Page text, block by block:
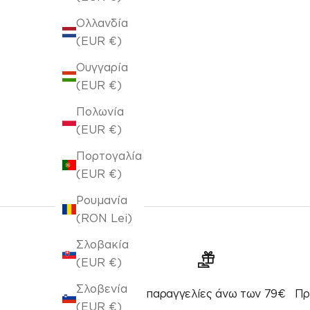
Ολλανδία
(EUR €)
Ουγγαρία
(EUR €)
Πολωνία
(EUR €)
Πορτογαλία
(EUR €)
Ρουμανία
(RON Lei)
Σλοβακία
(EUR €)
Σλοβενία
(EUR €)
Πετσέτα θαλάσσης 80x160cm Sea Glass 394/38
Για παραγγελίες άνω των 79€